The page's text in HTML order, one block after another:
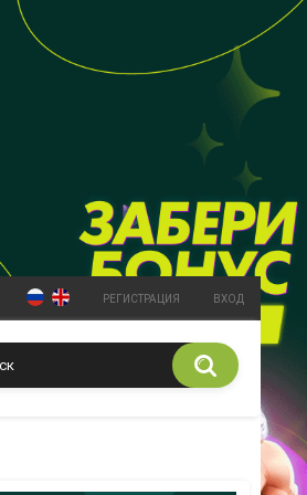
РЕГИСТРАЦИЯ ВХОД